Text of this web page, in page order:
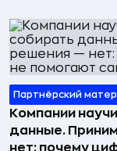
Партнёрский
Компании
данные.
нет: почему